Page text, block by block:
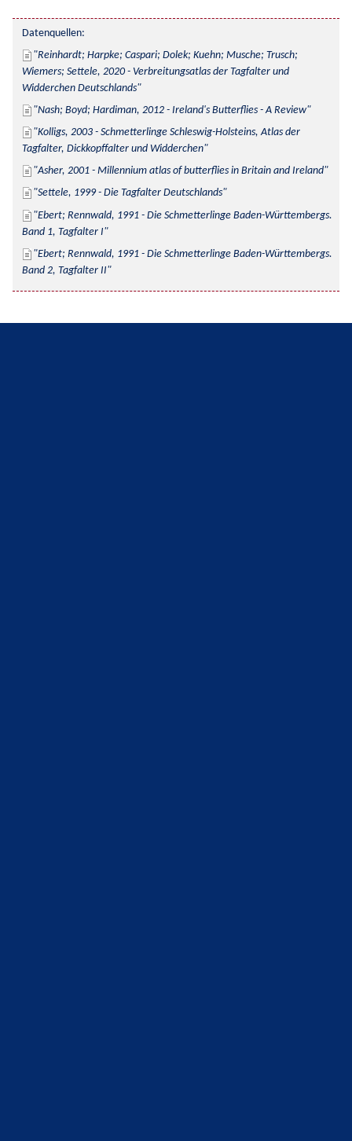
Datenquellen:
Reinhardt; Harpke; Caspari; Dolek; Kuehn; Musche; Trusch;
Wiemers; Settele, 2020 - Verbreitungsatlas der Tagfalter und
Widderchen Deutschlands
Nash; Boyd; Hardiman, 2012 - Ireland's Butterflies - A Review
Kolligs, 2003 - Schmetterlinge Schleswig-Holsteins, Atlas der
Tagfalter, Dickkopffalter und Widderchen
Asher, 2001 - Millennium atlas of butterflies in Britain and Ireland
Settele, 1999 - Die Tagfalter Deutschlands
Ebert; Rennwald, 1991 - Die Schmetterlinge Baden-Württembergs.
Band 1, Tagfalter I
Ebert; Rennwald, 1991 - Die Schmetterlinge Baden-Württembergs.
Band 2, Tagfalter II